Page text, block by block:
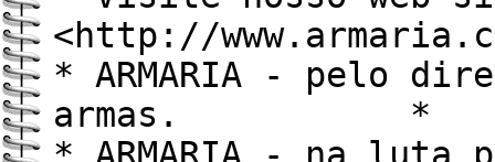
<http://
* ARMARIA - pelo
armas. *